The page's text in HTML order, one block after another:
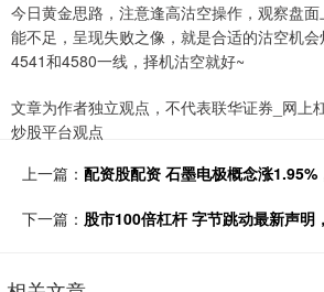
今日黄金思路，注意逢高沽空操作，观察盘
能不足，呈现失败之像，就是合适的沽空机
4541和4580一线，择机沽空就好~
文章为作者独立观点，不代表联华证券_网上
炒股平台观点
上一篇： 配资股配资 石墨电极概念涨
下一篇： 股市100倍杠杆 字节跳动最新声明